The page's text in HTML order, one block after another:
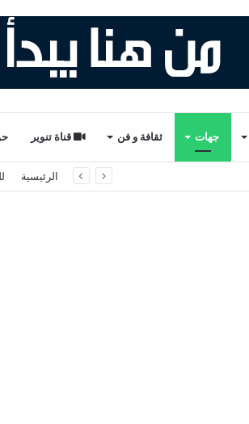
جهات ثقافة و فن قناة تنوير
أحداث سبتة ومليلية الرئيسية